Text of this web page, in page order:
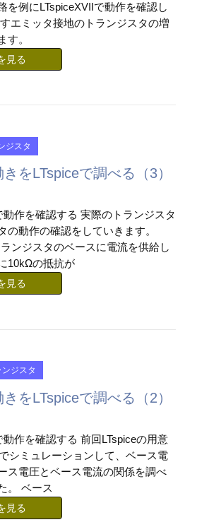
を例にLTspiceXVIIで動作を確認し
エミッタ接地のトランジスタの増
す。
見る
ジスタ
をLTspiceで調べる（3）
作を確認する 実際のトランジスタ
の動作の確認をしていきます。
ンジスタのベースに電流を供給し
10kΩの抵抗が
見る
ンジスタ
をLTspiceで調べる（2）
作を確認する 前回LTspiceの用意
シミュレーションして、ベース電
ス電圧とベース電流の関係を調べ
。 ベース
見る